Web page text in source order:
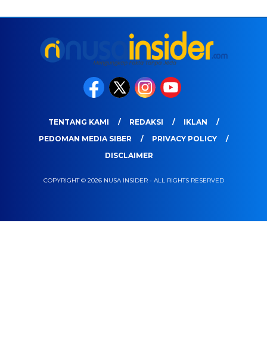
TENTANG KAMI REDAKSI
IKLAN
PEDOMAN MEDIA SIBER
PRIVACY POLICY
DISCLAIMER
COPYRIGHT © 2026 NUSA INSIDER - ALL RIGHTS RESERVED